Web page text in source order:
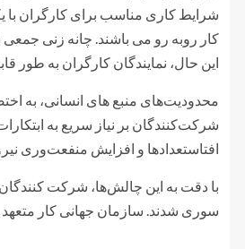
شرایط کاری مناسب برای کارگران با
کار روبه رو می باشند. چانه زنی
این حال، نمایندگان کارگران به
محدودیت‌های منبع های انسانی، به
شرکت‌کنندگان بر نیاز سریع به
افتاستعداد‌ها و افزایش منفعت‌وری
با دقت به این چالش‌ها، شرکت
سوری شدند. سازمان جهانی کار